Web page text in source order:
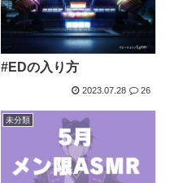
#EDの入り方
2023.07.28 26
未分類